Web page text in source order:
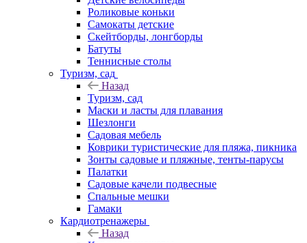
Роликовые коньки
Самокаты детские
Скейтборды, лонгборды
Батуты
Теннисные столы
Туризм, сад
Назад
Туризм, сад
Маски и ласты для плавания
Шезлонги
Садовая мебель
Коврики туристические для пляжа, пикника
Зонты садовые и пляжные, тенты-парусы
Палатки
Садовые качели подвесные
Спальные мешки
Гамаки
Кардиотренажеры
Назад